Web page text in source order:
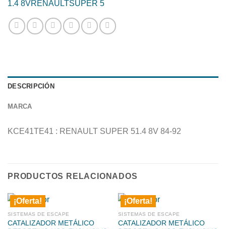
1.4 8VRENAULTSUPER 5
DESCRIPCIÓN
MARCA
KCE41TE41 : RENAULT SUPER 51.4 8V 84-92
PRODUCTOS RELACIONADOS
¡Oferta!
SISTEMAS DE ESCAPE
CATALIZADOR METÁLICO
¡Oferta!
SISTEMAS DE ESCAPE
CATALIZADOR METÁLICO